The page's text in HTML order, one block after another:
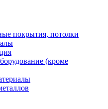
покрытия, потолки
(кроме